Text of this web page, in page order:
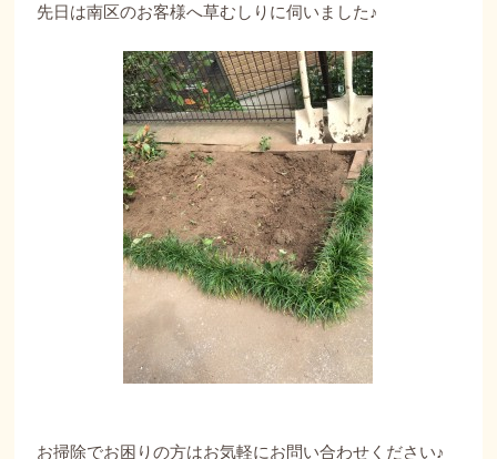
先日は南区のお客様へ草むしりに伺いました♪
お掃除でお困りの方はお気軽にお問い合わせください♪